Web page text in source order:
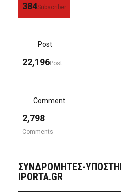
384Subscriber
Post
22,196Post
Comment
2,798
Comments
ΣΥΝΔΡΟΜΗΤΈΣ-
IPORTA.GR